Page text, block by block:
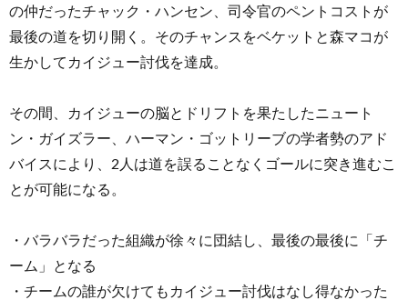
の仲だったチャック・ハンセン、司令官のペントコストが
最後の道を切り開く。そのチャンスをベケットと森マコが
生かしてカイジュー討伐を達成。
その間、カイジューの脳とドリフトを果たしたニュート
ン・ガイズラー、ハーマン・ゴットリーブの学者勢のアド
バイスにより、2人は道を誤ることなくゴールに突き進むこ
とが可能になる。
・バラバラだった組織が徐々に団結し、最後の最後に「チ
ーム」となる
・チームの誰が欠けてもカイジュー討伐はなし得なかった